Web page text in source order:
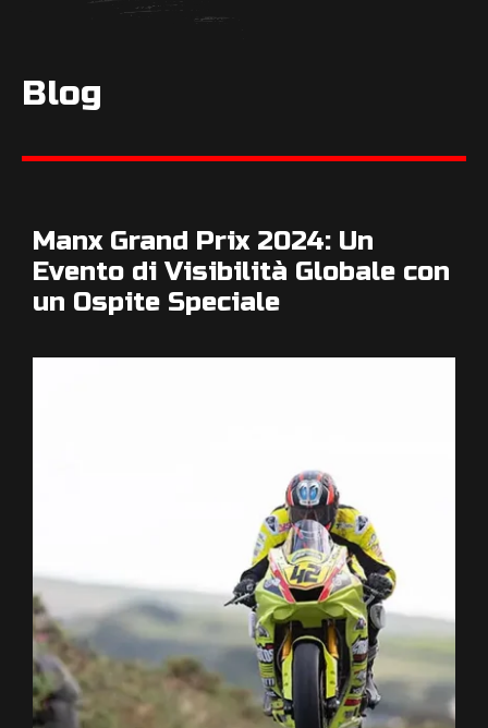
Blog
Manx Grand Prix 2024: Un
Evento di Visibilità Globale con
un Ospite Speciale